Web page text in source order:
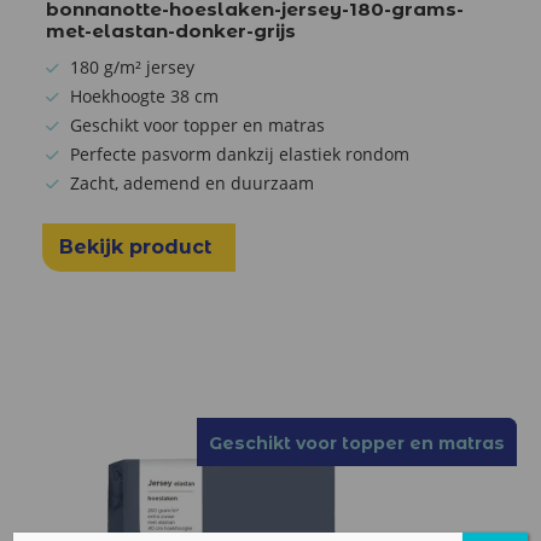
bonnanotte-hoeslaken-jersey-180-grams-
met-elastan-donker-grijs
180 g/m² jersey
Hoekhoogte 38 cm
Geschikt voor topper en matras
Perfecte pasvorm dankzij elastiek rondom
Zacht, ademend en duurzaam
Bekijk product
Geschikt voor topper en matras
Geschikt voor topper en matras